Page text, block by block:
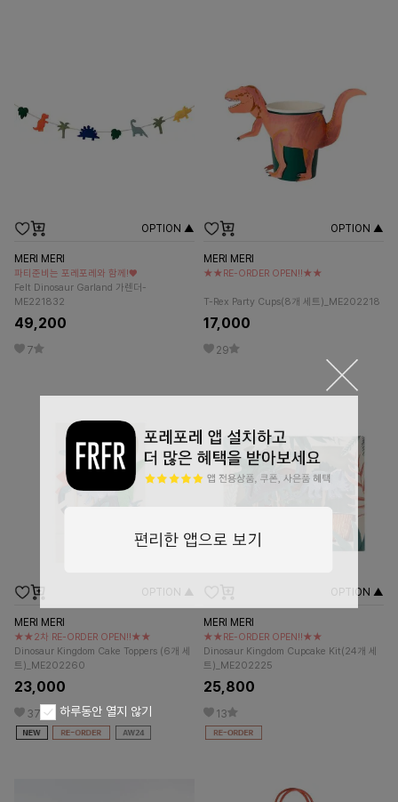
OPTION ▲
MERI MERI
파티준비는 포레포레와 함께!♥
Felt Dinosaur Garland 가렌더-
ME221832
49,200
7
OPTION ▲
MERI MERI
★★RE-ORDER OPEN!!★★
T-Rex Party Cups(8개 세트)_ME202218
17,000
29
OPTION ▲
MERI MERI
★★2차 RE-ORDER OPEN!!★★
Dinosaur Kingdom Cake Toppers (6개 세
트)_ME202260
23,000
37
OPTION ▲
MERI MERI
★★RE-ORDER OPEN!!★★
Dinosaur Kingdom Cupcake Kit(24개 세
트)_ME202225
25,800
13
하루동안 열지 않기